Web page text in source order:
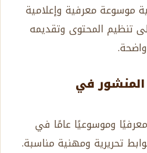
موسوعة معرفية وإعلامية
تنظيم المحتوى وتقديمه
المنشور في
وموسوعيًا عامًا في
تحريرية ومهنية مناسبة.